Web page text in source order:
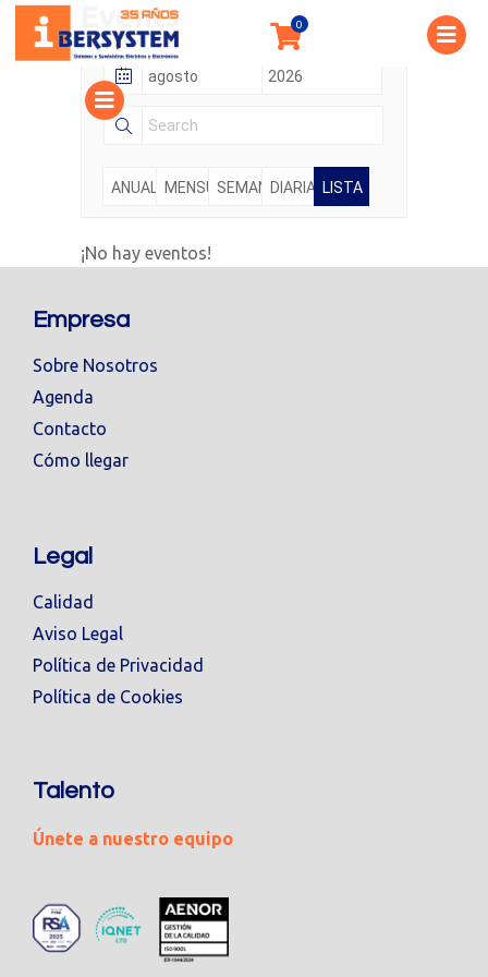
Events
ANUALMENTEMENSUALMENTE
SEMANALMENTE
DIARIAMENTE
LISTA
¡No hay eventos!
Empresa
Sobre Nosotros
Agenda
Contacto
Cómo llegar
Legal
Calidad
Aviso Legal
Política de Privacidad
Política de Cookies
Talento
Únete a nuestro equipo